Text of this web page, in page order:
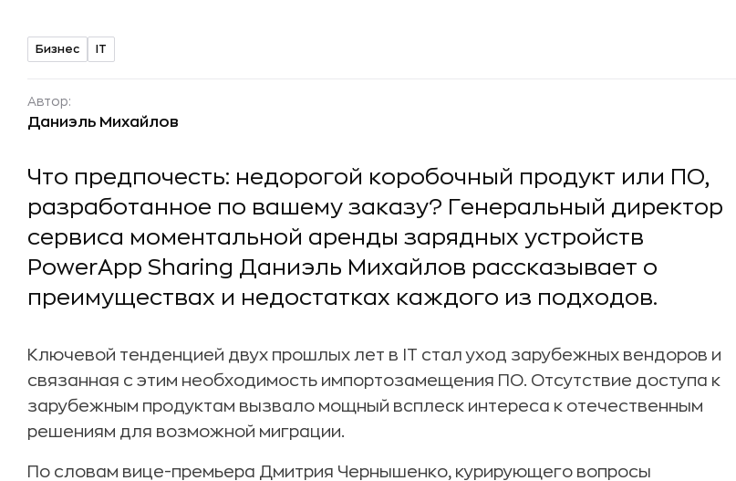
Бизнес IT
Автор:
Даниэль Михайлов
Что предпочесть: недорогой коробочный продукт или ПО,
разработанное по вашему заказу? Генеральный директор
сервиса моментальной аренды зарядных устройств
PowerApp Sharing Даниэль Михайлов рассказывает о
преимуществах и недостатках каждого из подходов.
Ключевой тенденцией двух прошлых лет в IT стал уход зарубежных вендоров и
связанная с этим необходимость импортозамещения ПО. Отсутствие доступа к
зарубежным продуктам вызвало мощный всплеск интереса к отечественным
решениям для возможной миграции.
По словам вице-премьера Дмитрия Чернышенко, курирующего вопросы